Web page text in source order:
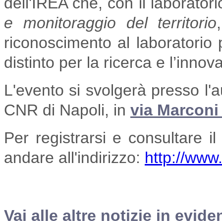
e monitoraggio del territorio
riconoscimento al
distinto per la ricerca e
L'evento si svolgerà presso
CNR di Napoli, in via Marconi
Per registrarsi e consultare
andare all'indirizzo: http://
Vai alle altre notizie in